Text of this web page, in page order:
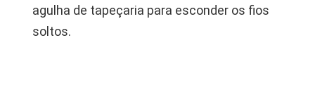
agulha de tapeçaria para esconder os fios
soltos.